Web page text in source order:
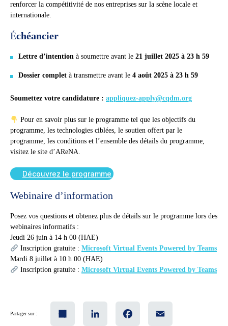
renforcer la compétitivité de nos entreprises sur la scène locale et
internationale.
Échéancier
Lettre d’intention à soumettre avant le 21 juillet 2025 à 23 h 59
Dossier complet à transmettre avant le 4 août 2025 à 23 h 59
Soumettez votre candidature : appliquez-apply@cqdm.org
Pour en savoir plus sur le programme tel que les objectifs du
programme, les technologies ciblées, le soutien offert par le
programme, les conditions et l’ensemble des détails du programme,
visitez le site d’AReNA.
Découvrez le programme
Webinaire d’information
Posez vos questions et obtenez plus de détails sur le programme lors des
webinaires informatifs :
Jeudi 26 juin à 14 h 00 (HAE)
Inscription gratuite : Microsoft Virtual Events Powered by Teams
Mardi 8 juillet à 10 h 00 (HAE)
Inscription gratuite : Microsoft Virtual Events Powered by Teams
Partager sur :